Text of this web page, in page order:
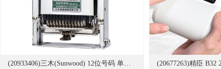
(20933406)三木(Sunwood) 12位号码 单个装 打码机(单位：个)